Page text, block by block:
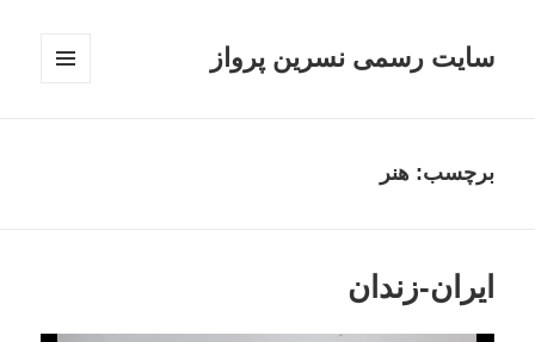
سایت رسمی نسرین پرواز
برچسب: هنر
ایران-زندان